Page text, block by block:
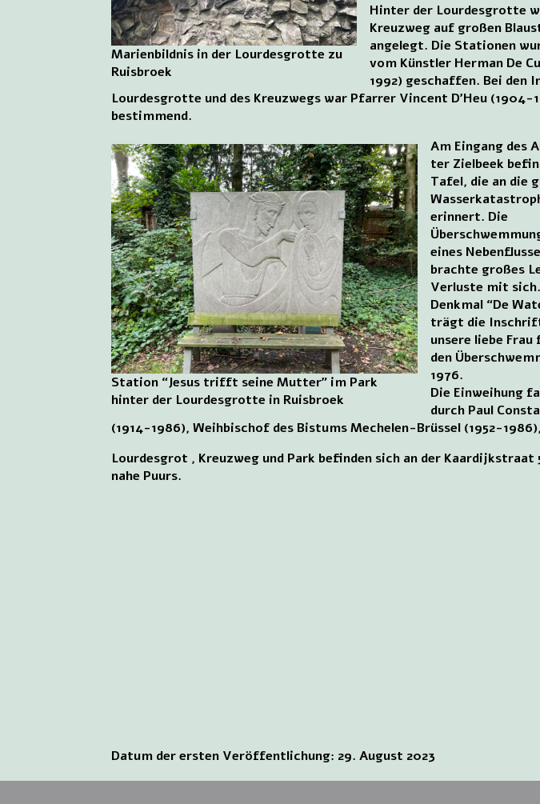
Marienbildnis in der Lourdesgrotte zu
Ruisbroek
Hinter der Lourdesgrotte
Kreuzweg auf großen
angelegt. Die Stationen
vom Künstler Herman De
1992) geschaffen. Bei den
Lourdesgrotte und des Kreuzwegs war Pfarrer Vincent D’Heu (1904-
bestimmend.
Station “Jesus trifft seine Mutter” im Park
hinter der Lourdesgrotte in Ruisbroek
Am Eingang des
ter Zielbeek
Tafel, die an die
erinnert. Die
eines
brachte großes
Verluste mit
Denkmal “De
trägt die
unsere liebe
den
1976.
Die Einweihung
durch Paul
(1914-1986), Weihbischof des Bistums Mechelen-Brüssel (1952-
Lourdesgrot , Kreuzweg und Park befinden sich an der Kaardijkstraat
nahe Puurs.
Datum der ersten Veröffentlichung: 29. August 2023